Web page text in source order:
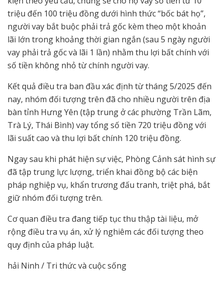
triệu đến 100 triệu đồng dưới hình thức “bốc bát họ”,
người vay bắt buộc phải trả gốc kèm theo một khoản
lãi lớn trong khoảng thời gian ngắn (sau 5 ngày người
vay phải trả gốc và lãi 1 lần) nhằm thu lợi bất chính với
số tiền không nhỏ từ chính người vay.
Kết quả điều tra ban đầu xác định từ tháng 5/2025 đến
nay, nhóm đối tượng trên đã cho nhiều người trên địa
bàn tỉnh Hưng Yên (tập trung ở các phường Trần Lãm,
Trà Lý, Thái Bình) vay tổng số tiền 720 triệu đồng với
lãi suất cao và thu lợi bất chính 120 triệu đồng.
Ngay sau khi phát hiện sự việc, Phòng Cảnh sát hình sự
đã tập trung lực lượng, triển khai đồng bộ các biện
pháp nghiệp vụ, khẩn trương đấu tranh, triệt phá, bắt
giữ nhóm đối tượng trên.
Cơ quan điều tra đang tiếp tục thu thập tài liệu, mở
rộng điều tra vụ án, xử lý nghiêm các đối tượng theo
quy định của pháp luật.
hải Ninh / Tri thức và cuộc sống